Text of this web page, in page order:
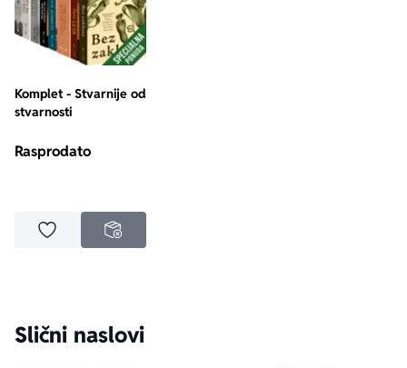
Komplet - Stvarnije od
stvarnosti
Rasprodato
Dodaj u omiljeneNEDOSTUPNO
Slični naslovi